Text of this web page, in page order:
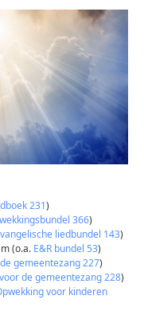
231)
366)
liedbundel 143)
(o.a. E&R bundel 53)
gemeentezang 227)
de gemeentezang 228)
voor kinderen